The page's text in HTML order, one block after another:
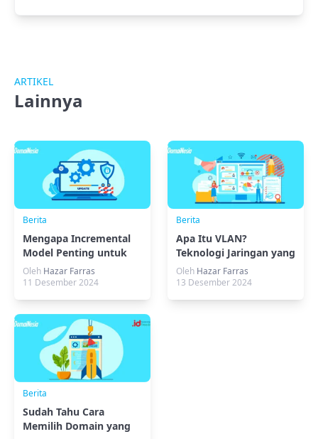
ARTIKEL
Lainnya
Berita
Mengapa Incremental
Model Penting untuk
Inovasi Teknologi?
Oleh Hazar Farras
11 Desember 2024
Berita
Apa Itu VLAN?
Teknologi Jaringan yang
Harus Diketahui
Oleh Hazar Farras
13 Desember 2024
Berita
Sudah Tahu Cara
Memilih Domain yang